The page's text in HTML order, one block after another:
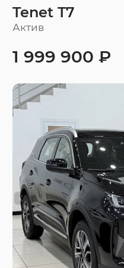
Tenet T7
Актив
1 999 900 ₽